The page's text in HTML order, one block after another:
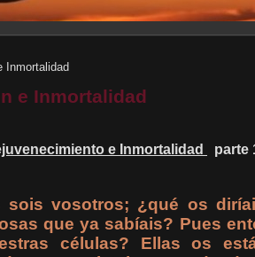
Inmortalidad
e Inmortalidad
e Inmortalidad parte
sois vosotros; ¿qué os
que ya sabíais? Pues
células? Ellas os